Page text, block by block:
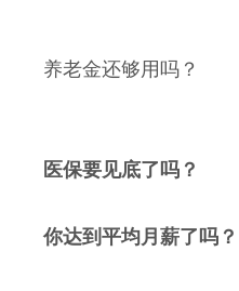
养老金还够用吗？
医保要见底了吗？
你达到平均月薪了吗？